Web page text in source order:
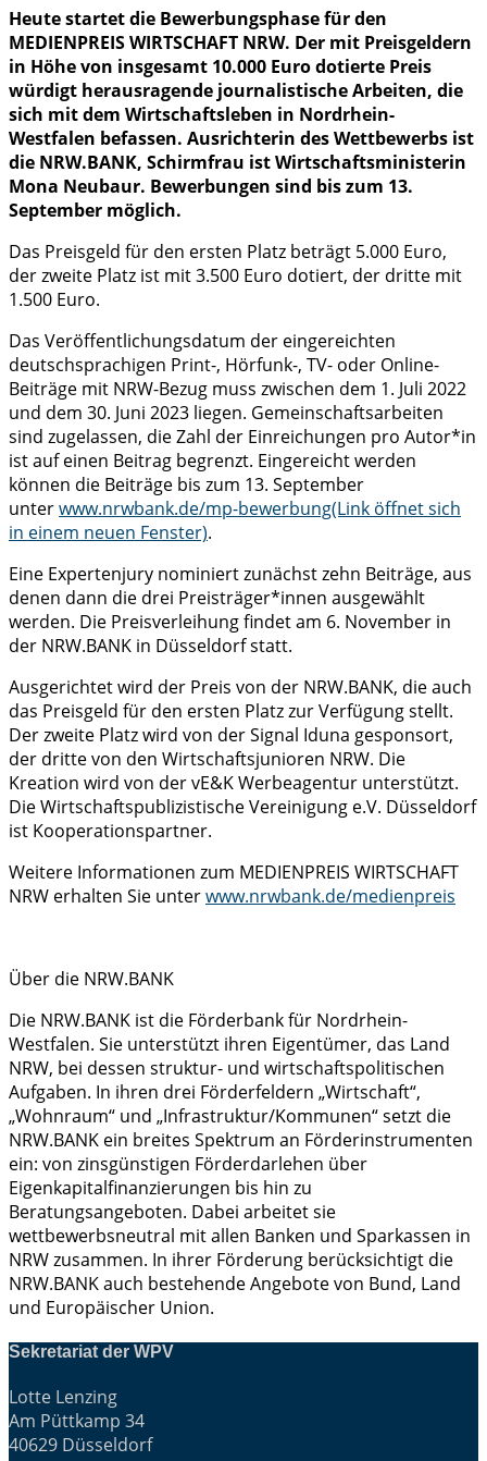
Heute startet die Bewerbungsphase für den
MEDIENPREIS WIRTSCHAFT NRW. Der mit Preisgeldern
in Höhe von insgesamt 10.000 Euro dotierte Preis
würdigt herausragende journalistische Arbeiten, die
sich mit dem Wirtschaftsleben in Nordrhein-
Westfalen befassen. Ausrichterin des Wettbewerbs ist
die NRW.BANK, Schirmfrau ist Wirtschaftsministerin
Mona Neubaur. Bewerbungen sind bis zum 13.
September möglich.
Das Preisgeld für den ersten Platz beträgt 5.000 Euro,
der zweite Platz ist mit 3.500 Euro dotiert, der dritte mit
1.500 Euro.
Das Veröffentlichungsdatum der eingereichten
deutschsprachigen Print-, Hörfunk-, TV- oder Online-
Beiträge mit NRW-Bezug muss zwischen dem 1. Juli 2022
und dem 30. Juni 2023 liegen. Gemeinschaftsarbeiten
sind zugelassen, die Zahl der Einreichungen pro Autor*in
ist auf einen Beitrag begrenzt. Eingereicht werden
können die Beiträge bis zum 13. September
unterwww.nrwbank.de/mp-bewerbung(Link öffnet sich
in einem neuen Fenster).
Eine Expertenjury nominiert zunächst zehn Beiträge, aus
denen dann die drei Preisträger*innen ausgewählt
werden. Die Preisverleihung findet am 6. November in
der NRW.BANK in Düsseldorf statt.
Ausgerichtet wird der Preis von der NRW.BANK, die auch
das Preisgeld für den ersten Platz zur Verfügung stellt.
Der zweite Platz wird von der Signal Iduna gesponsort,
der dritte von den Wirtschaftsjunioren NRW. Die
Kreation wird von der vE&K Werbeagentur unterstützt.
Die Wirtschaftspublizistische Vereinigung e.V. Düsseldorf
ist Kooperationspartner.
Weitere Informationen zum MEDIENPREIS WIRTSCHAFT
NRW erhalten Sie unterwww.nrwbank.de/medienpreis
Über die NRW.BANK
Die NRW.BANK ist die Förderbank für Nordrhein-
Westfalen. Sie unterstützt ihren Eigentümer, das Land
NRW, bei dessen struktur- und wirtschaftspolitischen
Aufgaben. In ihren drei Förderfeldern „Wirtschaft“,
„Wohnraum“ und „Infrastruktur/Kommunen“ setzt die
NRW.BANK ein breites Spektrum an Förderinstrumenten
ein: von zinsgünstigen Förderdarlehen über
Eigenkapitalfinanzierungen bis hin zu
Beratungsangeboten. Dabei arbeitet sie
wettbewerbsneutral mit allen Banken und Sparkassen in
NRW zusammen. In ihrer Förderung berücksichtigt die
NRW.BANK auch bestehende Angebote von Bund, Land
und Europäischer Union.
Sekretariat der WPV
Lotte Lenzing
Am Püttkamp 34
40629 Düsseldorf